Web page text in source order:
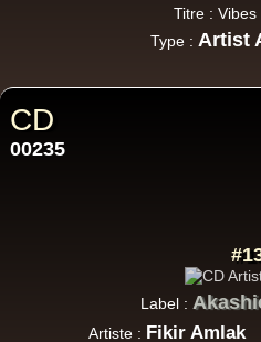
Titre :
Type : Artist
CD
00235
Label :
Artiste : Fikir Amlak